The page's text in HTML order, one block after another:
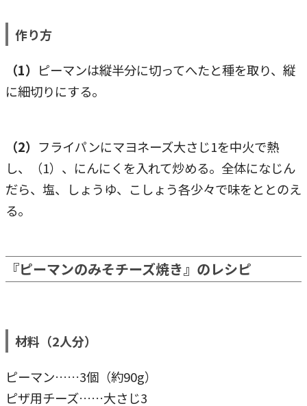
作り方
（1） ピーマンは縦半分に切ってへたと種を取り、縦
に細切りにする。
（2） フライパンにマヨネーズ大さじ1を中火で熱
し、（1）、にんにくを入れて炒める。全体になじん
だら、塩、しょうゆ、こしょう各少々で味をととのえ
る。
『ピーマンのみそチーズ焼き』のレシピ
材料（2人分）
ピーマン……3個（約90g）
ピザ用チーズ……大さじ3